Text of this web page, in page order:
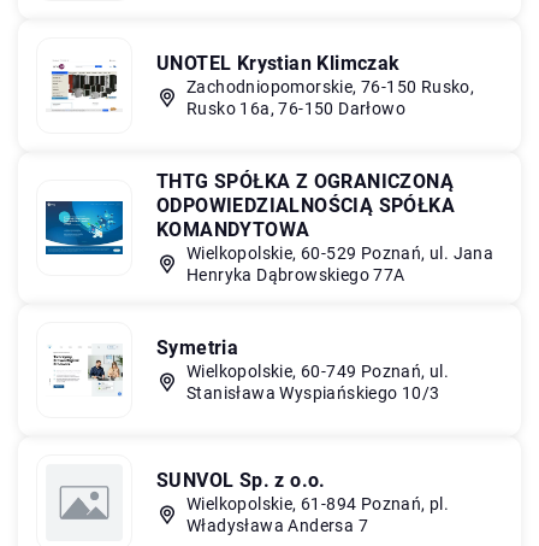
UNOTEL Krystian Klimczak
Zachodniopomorskie, 76-150 Rusko,
Rusko 16a, 76-150 Darłowo
THTG SPÓŁKA Z OGRANICZONĄ
ODPOWIEDZIALNOŚCIĄ SPÓŁKA
KOMANDYTOWA
Wielkopolskie, 60-529 Poznań, ul. Jana
Henryka Dąbrowskiego 77A
Symetria
Wielkopolskie, 60-749 Poznań, ul.
Stanisława Wyspiańskiego 10/3
SUNVOL Sp. z o.o.
Wielkopolskie, 61-894 Poznań, pl.
Władysława Andersa 7